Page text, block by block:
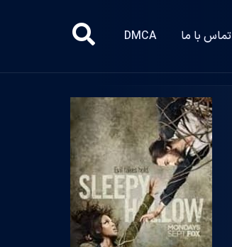
تماس با ما DMCA